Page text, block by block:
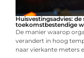
Huisvestingsadvies:
toekomstbestendige
De manier waarop
verandert in hoog
naar vierkante meters